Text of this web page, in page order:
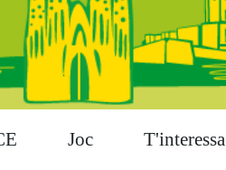
Joc T'interessa